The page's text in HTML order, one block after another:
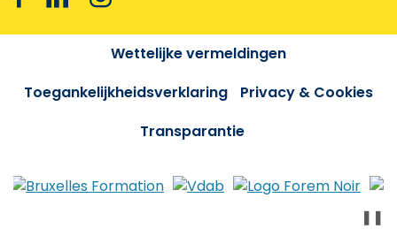
Wettelijke vermeldingen
Toegankelijkheidsverklaring
Privacy & Cookies
Transparantie
❚❚